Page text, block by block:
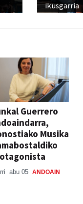
ikusgarria
Guerrero
Musika
abu 05 ANDOAIN